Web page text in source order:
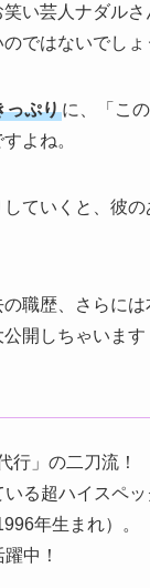
い芸人ナダルさ
ではないでしょ
っぷりに、「こ
よね。
ていくと、彼の
職歴、さらに
開しちゃいます
行」の二刀流！
る超ハイスペッ
年生まれ）。
中！